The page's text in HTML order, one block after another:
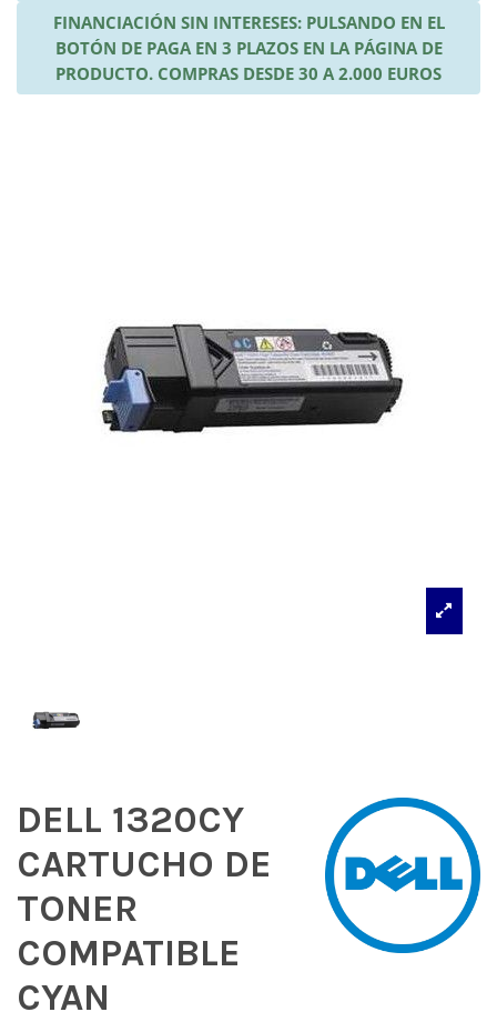
FINANCIACIÓN SIN INTERESES: PULSANDO EN EL
BOTÓN DE PAGA EN 3 PLAZOS EN LA PÁGINA DE
PRODUCTO. COMPRAS DESDE 30 A 2.000 EUROS
DELL 1320CY
CARTUCHO DE
TONER
COMPATIBLE
CYAN